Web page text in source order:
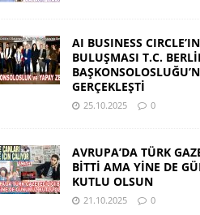
AI BUSINESS
BULUŞMASI T.C.
GERÇEKLEŞTİ
25.10.2025 0
AVRUPA’DA TÜRK
BİTTİ AMA YİNE DE
KUTLU OLSUN
21.10.2025 0